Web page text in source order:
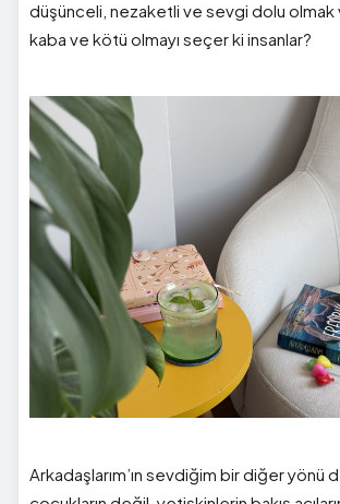
düşünceli, nezaketli ve sevgi dolu olmak
kaba ve kötü olmayı seçer ki insanlar?
Arkadaşlarım’ın sevdiğim bir diğer yönü